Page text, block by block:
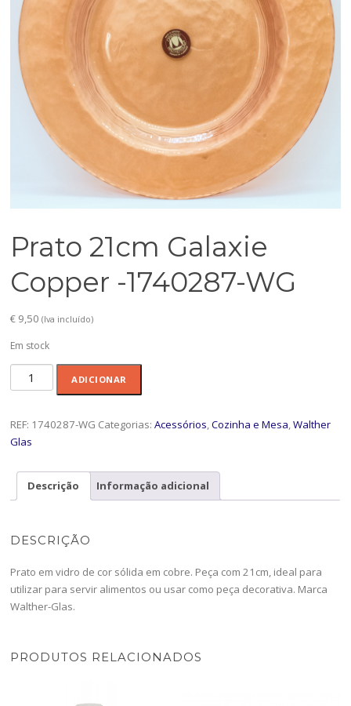
Prato 21cm Galaxie
Copper -1740287-WG
€ 9,50 (Iva incluído)
Em stock
Quantidade
de
21cm
Galaxie
-1740287-
ADICIONAR
REF: 1740287-WG Categorias:Acessórios,Cozinha e Mesa,Walther
Glas
Descrição Informação adicional
DESCRIÇÃO
Prato em vidro de cor sólida em cobre. Peça com 21cm, ideal para
utilizar para servir alimentos ou usar como peça decorativa. Marca
Walther-Glas.
PRODUTOS RELACIONADOS